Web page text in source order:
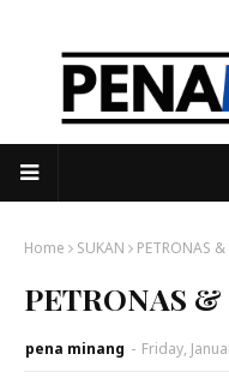
Home SUKAN PETRONAS
PETRONAS
pena minang - Friday,